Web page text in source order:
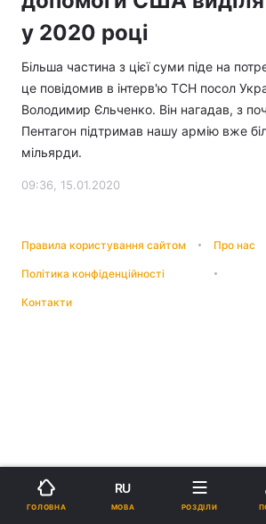
у 2020 році
Більша частина з цієї суми піде на
це повідомив в інтерв'ю ТСН посол
Володимир Єльченко. Він нагадав, з
Пентагон підтримав нашу армію вже
мільярди.
09:36, 15.01.2020
Правила користування сайтом Про нас
Політика конфіденційності
Контакти
ГОЛОВНА
RU
МОВА РОЗДІЛИ